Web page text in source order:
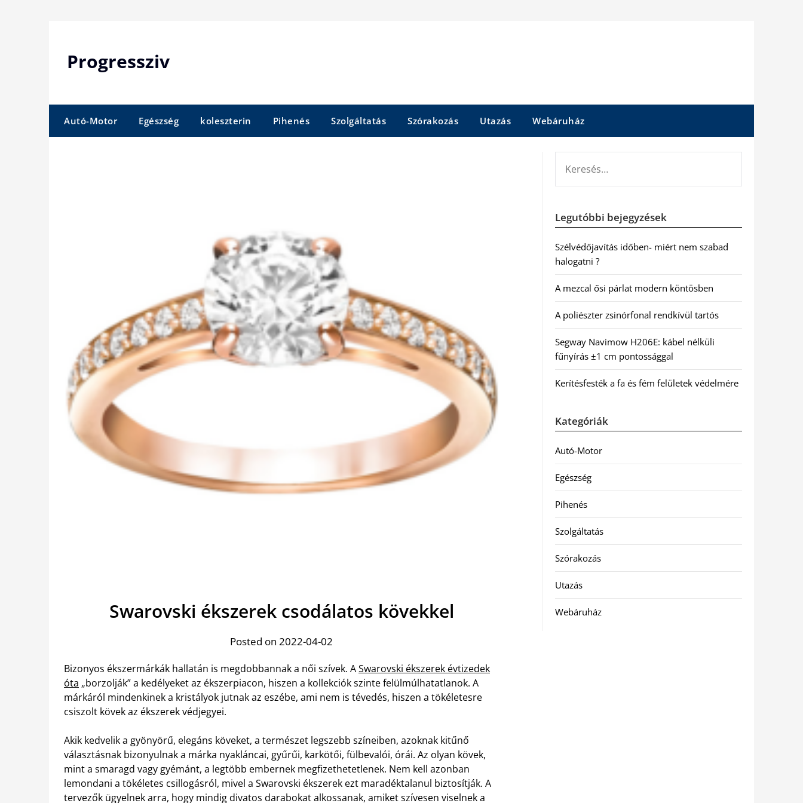
Progressziv
Autó-Motor Egészség koleszterin Pihenés Szolgáltatás Szórakozás Utazás Webáruház
Swarovski ékszerek csodálatos kövekkel
Posted on 2022-04-02
Bizonyos ékszermárkák hallatán is megdobbannak a női szívek. ASwarovski ékszerek évtizedek
óta „borzolják” a kedélyeket az ékszerpiacon, hiszen a kollekciók szinte felülmúlhatatlanok. A
márkáról mindenkinek a kristályok jutnak az eszébe, ami nem is tévedés, hiszen a tökéletesre
csiszolt kövek az ékszerek védjegyei.
Akik kedvelik a gyönyörű, elegáns köveket, a természet legszebb színeiben, azoknak kitűnő
választásnak bizonyulnak a márka nyakláncai, gyűrűi, karkötői, fülbevalói, órái. Az olyan kövek,
mint a smaragd vagy gyémánt, a legtöbb embernek megfizethetetlenek. Nem kell azonban
lemondani a tökéletes csillogásról, mivel a Swarovski ékszerek ezt maradéktalanul biztosítják. A
tervezők ügyelnek arra, hogy mindig divatos darabokat alkossanak, amiket szívesen viselnek a
Legutóbbi bejegyzések
Szélvédőjavítás időben- miért nem szabad
halogatni ?
A mezcal ősi párlat modern köntösben
A poliészter zsinórfonal rendkívül tartós
Segway Navimow H206E: kábel nélküli
fűnyírás ±1 cm pontossággal
Kerítésfesték a fa és fém felületek védelmére
Kategóriák
Autó-Motor
Egészség
Pihenés
Szolgáltatás
Szórakozás
Utazás
Webáruház